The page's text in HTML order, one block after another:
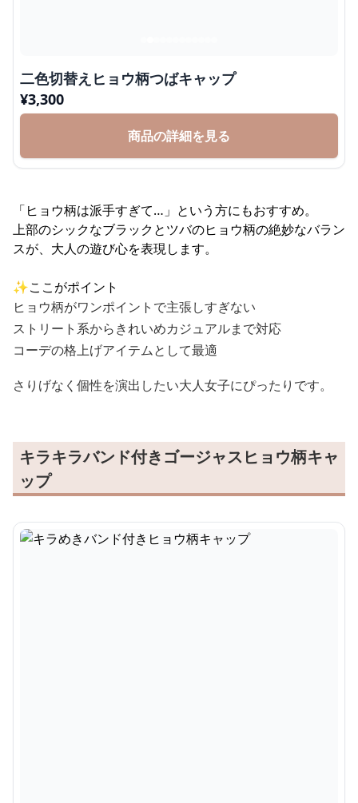
二色切替えヒョウ柄つばキャップ
¥3,300
商品の詳細を見る
「ヒョウ柄は派手すぎて…」という方にもおすすめ。
上部のシックなブラックとツバのヒョウ柄の絶妙なバラン
スが、大人の遊び心を表現します。
✨ここがポイント
ヒョウ柄がワンポイントで主張しすぎない
ストリート系からきれいめカジュアルまで対応
コーデの格上げアイテムとして最適
さりげなく個性を演出したい大人女子にぴったりです。
キラキラバンド付きゴージャスヒョウ柄キャ
ップ